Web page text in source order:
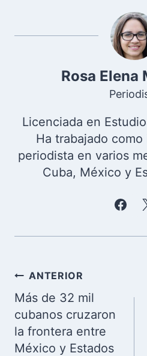
Rosa Elena
Licenciada en
Ha trabajado
periodista en varios
Cuba, México y
Navegación
de
entradas
ANTERIOR
Más de 32 mil
cubanos cruzaron
la frontera entre
México y Estados